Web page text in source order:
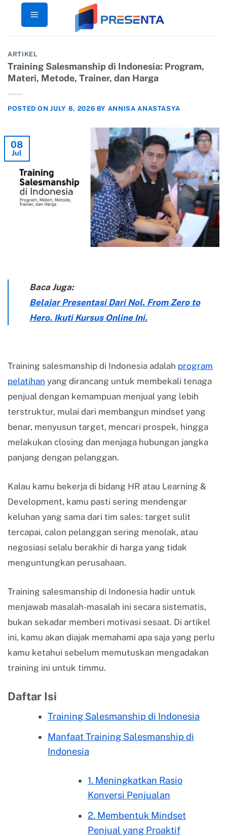
ARTIKEL
Training Salesmanship di Indonesia: Program,
Materi, Metode, Trainer, dan Harga
POSTED ONJULY 8, 2026 BY ANNISA ANASTASYA
08
Jul
Baca Juga:
Belajar Presentasi Dari Nol. From Zero to
Hero. Ikuti Kursus Online Ini.
Training salesmanship di Indonesia adalah program
pelatihan yang dirancang untuk membekali tenaga
penjual dengan kemampuan menjual yang lebih
terstruktur, mulai dari membangun mindset yang
benar, menyusun target, mencari prospek, hingga
melakukan closing dan menjaga hubungan jangka
panjang dengan pelanggan.
Kalau kamu bekerja di bidang HR atau Learning &
Development, kamu pasti sering mendengar
keluhan yang sama dari tim sales: target sulit
tercapai, calon pelanggan sering menolak, atau
negosiasi selalu berakhir di harga yang tidak
menguntungkan perusahaan.
Training salesmanship di Indonesia hadir untuk
menjawab masalah-masalah ini secara sistematis,
bukan sekadar memberi motivasi sesaat. Di artikel
ini, kamu akan diajak memahami apa saja yang perlu
kamu ketahui sebelum memutuskan mengadakan
training ini untuk timmu.
Daftar Isi
Training Salesmanship di Indonesia
Manfaat Training Salesmanship di
Indonesia
1. Meningkatkan Rasio
Konversi Penjualan
2. Membentuk Mindset
Penjual yang Proaktif